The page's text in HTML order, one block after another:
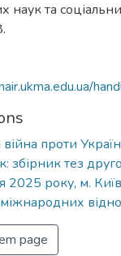
наук та
війна проти
збірник тез
2025 року, м.
page